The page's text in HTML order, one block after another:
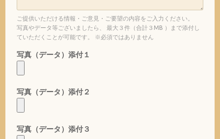
ご提供いただける情報・ご意見・ご要望の内容をご入力ください。
写真やデータ等ございましたら、 最大３件（合計３MB ）まで添付し
ていただくことが可能です。 ※必須ではありません
写真（データ）添付１
写真（データ）添付２
写真（データ）添付３